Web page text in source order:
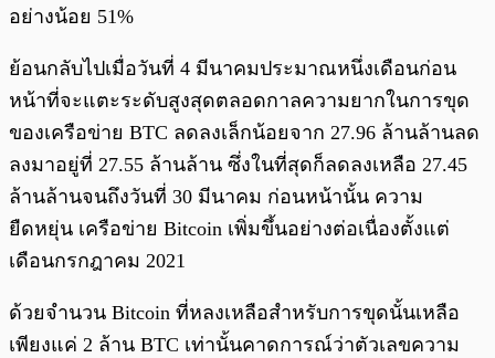
อย่างน้อย 51%
ย้อนกลับไปเมื่อวันที่ 4 มีนาคมประมาณหนึ่งเดือนก่อน
หน้าที่จะแตะระดับสูงสุดตลอดกาลความยากในการขุด
ของเครือข่าย BTC ลดลงเล็กน้อยจาก 27.96 ล้านล้านลด
ลงมาอยู่ที่ 27.55 ล้านล้าน ซึ่งในที่สุดก็ลดลงเหลือ 27.45
ล้านล้านจนถึงวันที่ 30 มีนาคม ก่อนหน้านั้น ความ
ยืดหยุ่น เครือข่าย Bitcoin เพิ่มขึ้นอย่างต่อเนื่องตั้งแต่
เดือนกรกฎาคม 2021
ด้วยจำนวน Bitcoin ที่หลงเหลือสำหรับการขุดนั้นเหลือ
เพียงแค่ 2 ล้าน BTC เท่านั้นคาดการณ์ว่าตัวเลขความ